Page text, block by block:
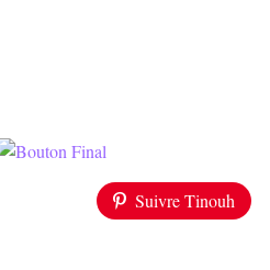
Suivre Tinouh